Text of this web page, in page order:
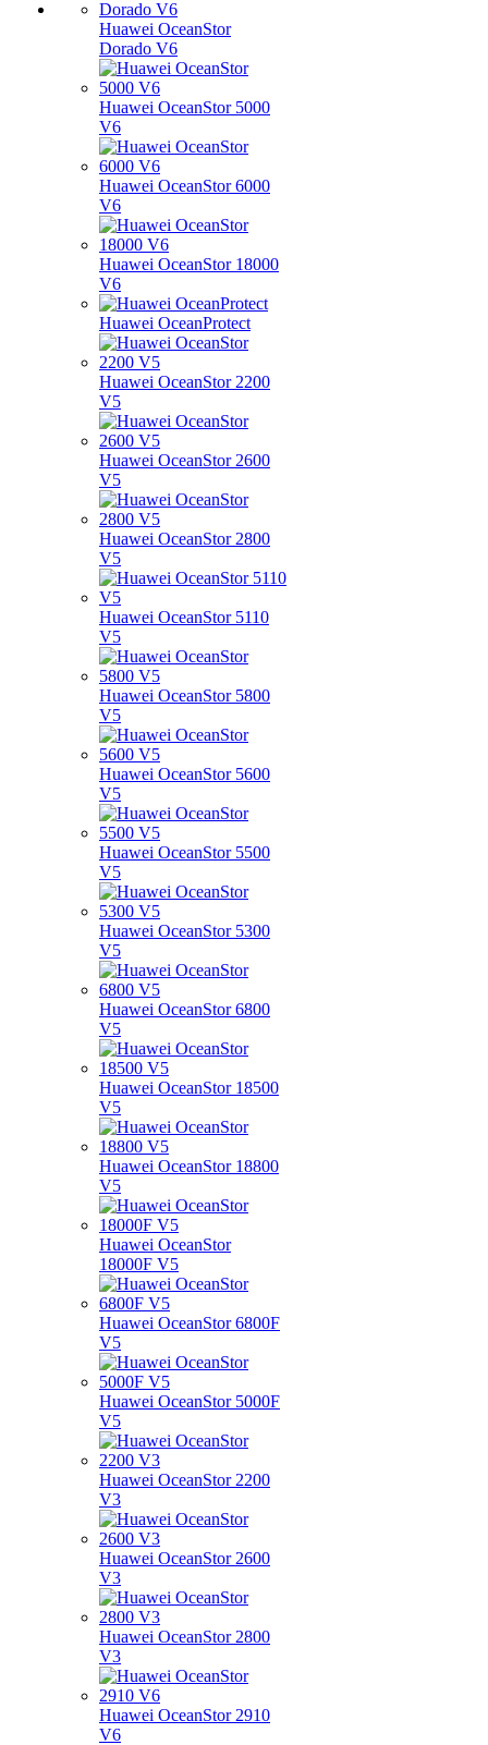
Huawei OceanStor
Dorado V6
Huawei OceanStor 5000
V6
Huawei OceanStor 6000
V6
Huawei OceanStor 18000
V6
Huawei OceanProtect
Huawei OceanStor 2200
V5
Huawei OceanStor 2600
V5
Huawei OceanStor 2800
V5
Huawei OceanStor 5110
V5
Huawei OceanStor 5800
V5
Huawei OceanStor 5600
V5
Huawei OceanStor 5500
V5
Huawei OceanStor 5300
V5
Huawei OceanStor 6800
V5
Huawei OceanStor 18500
V5
Huawei OceanStor 18800
V5
Huawei OceanStor
18000F V5
Huawei OceanStor 6800F
V5
Huawei OceanStor 5000F
V5
Huawei OceanStor 2200
V3
Huawei OceanStor 2600
V3
Huawei OceanStor 2800
V3
Huawei OceanStor 2910
V6